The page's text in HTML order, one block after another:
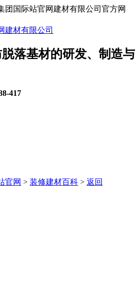
团国际站官网建材有限公司官方网
落基材的研发、制造与
417
官网 > 装修建材百科 > 返回